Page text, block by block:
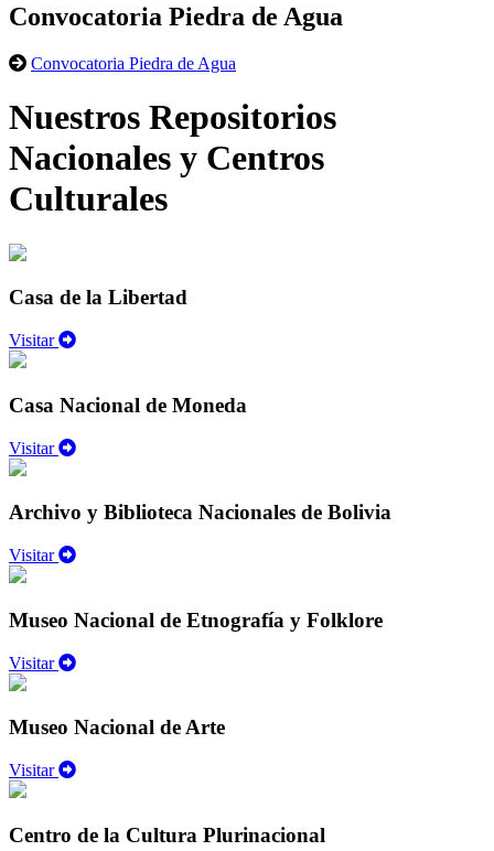
Convocatoria Piedra de Agua
Convocatoria Piedra de Agua
Nuestros Repositorios
Nacionales y Centros
Culturales
Casa de la Libertad
Visitar
Casa Nacional de Moneda
Visitar
Archivo y Biblioteca Nacionales de Bolivia
Visitar
Museo Nacional de Etnografía y Folklore
Visitar
Museo Nacional de Arte
Visitar
Centro de la Cultura Plurinacional